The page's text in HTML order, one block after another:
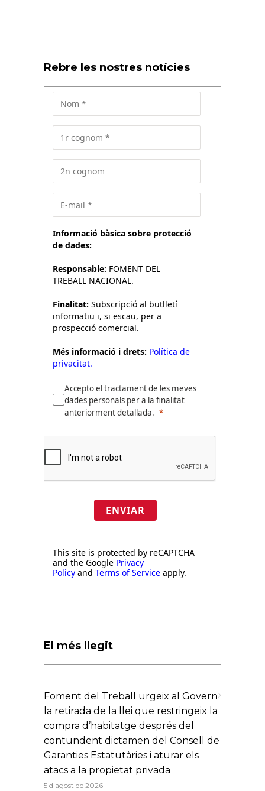
Rebre les nostres notícies
Informació bàsica sobre protecció
de dades:
Responsable: FOMENT DEL
TREBALL NACIONAL.
Finalitat: Subscripció al butlletí
informatiu i, si escau, per a
prospecció comercial.
Més informació i drets: Política de
privacitat.
Accepto el tractament de les meves
dades personals per a la finalitat
anteriorment detallada.
ENVIAR
This site is protected by reCAPTCHA
and the Google Privacy
Policy and Terms of Service apply.
El més llegit
Foment del Treball urgeix al Govern
la retirada de la llei que restringeix la
compra d’habitatge després del
contundent dictamen del Consell de
Garanties Estatutàries i aturar els
atacs a la propietat privada
5 d'agost de 2026